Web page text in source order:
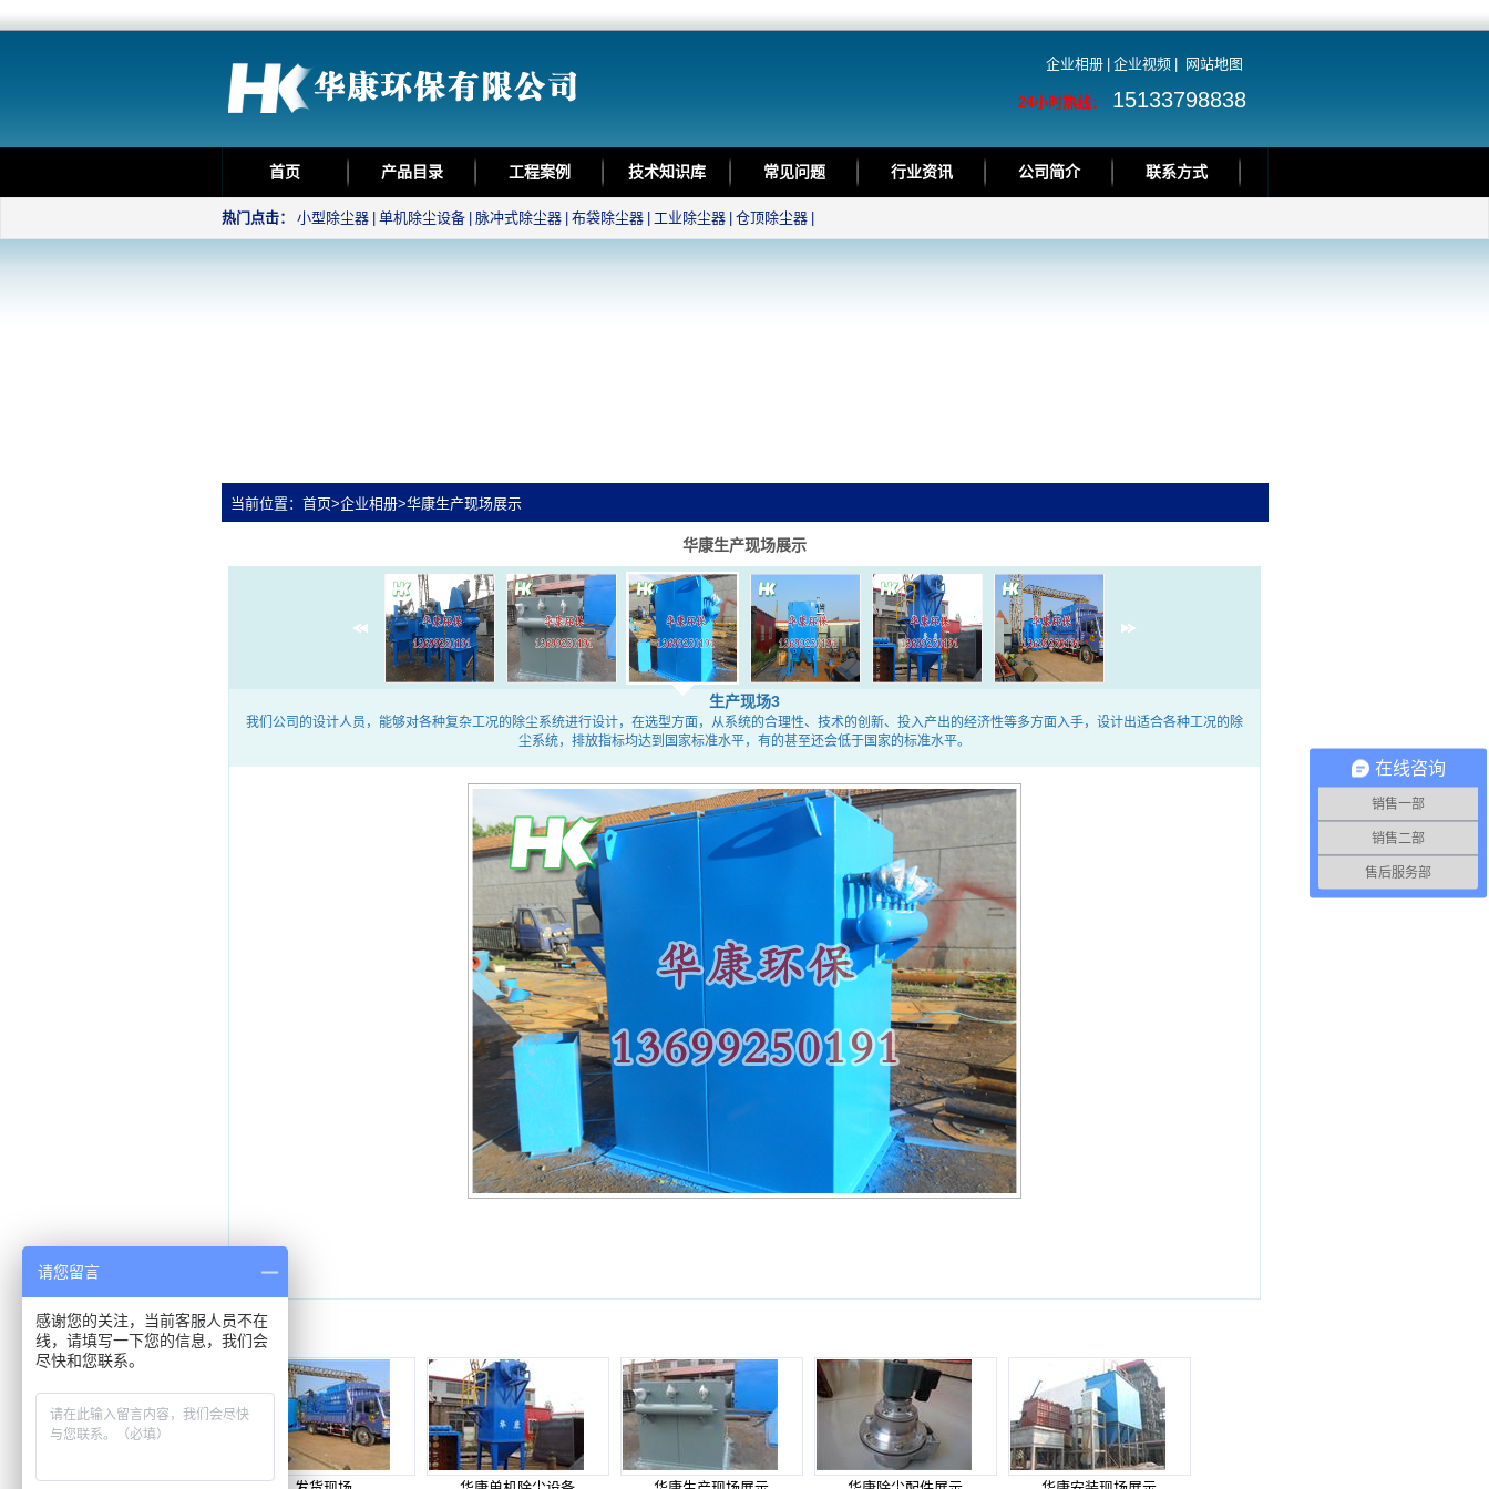
企业相册 企业视频 网站地图
24小时热线： 15133798838
首页 产品目录 工程案例 技术知识库 常见问题 行业资讯 公司简介 联系方式
热门点击： 小型除尘器 单机除尘设备 脉冲式除尘器 布袋除尘器 工业除尘器 仓顶除尘器
当前位置： 首页>企业相册>华康生产现场展示
华康生产现场展示
生产现场3
我们公司的设计人员，能够对各种复杂工况的除尘系统进行设计，在选型方面，从系统的合理性、技术的创新、投入产出的经济性等多方面入手，设计出适合各种工况的除
尘系统，排放指标均达到国家标准水平，有的甚至还会低于国家的标准水平。
相关组图
在线咨询
销售一部
销售二部
售后服务部
请您留言
感谢您的关注，当前客服人员不在
线，请填写一下您的信息，我们会
尽快和您联系。